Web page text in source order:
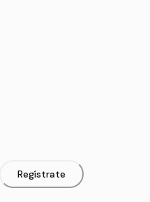
Regístrate